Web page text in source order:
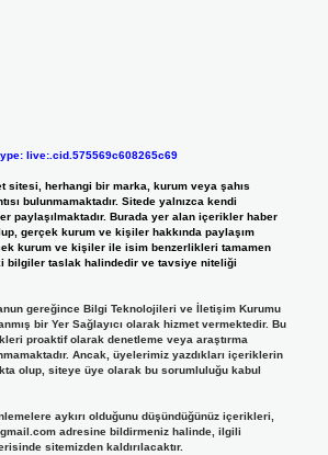
live:.cid.575569c608265c69
sitesi, herhangi bir marka, kurum veya şahıs
bulunmamaktadır. Sitede yalnızca kendi
paylaşılmaktadır. Burada yer alan içerikler haber
gerçek kurum ve kişiler hakkında paylaşım
kurum ve kişiler ile isim benzerlikleri tamamen
bilgiler taslak halindedir ve tavsiye niteliği
gereğince Bilgi Teknolojileri ve İletişim Kurumu
bir Yer Sağlayıcı olarak hizmet vermektedir. Bu
proaktif olarak denetleme veya araştırma
Ancak, üyelerimiz yazdıkları içeriklerin
olup, siteye üye olarak bu sorumluluğu kabul
aykırı olduğunu düşündüğünüz içerikleri,
adresine bildirmeniz halinde, ilgili
sitemizden kaldırılacaktır.